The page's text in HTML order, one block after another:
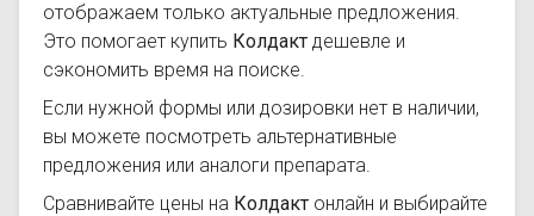
отображаем только актуальные предложения.
Это помогает купить Колдакт дешевле и
сэкономить время на поиске.
Если нужной формы или дозировки нет в наличии,
вы можете посмотреть альтернативные
предложения или аналоги препарата.
Сравнивайте цены на Колдакт онлайн и выбирайте